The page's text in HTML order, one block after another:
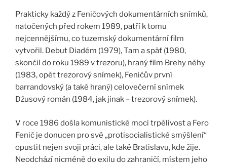
Prakticky každý z Feničových dokumentárních snímků,
natočených před rokem 1989, patří k tomu
nejcennějšímu, co tuzemský dokumentární film
vytvořil. Debut Diadém (1979), Tam a späť (1980,
skončil do roku 1989 v trezoru), hraný film Brehy něhy
(1983, opět trezorový snímek), Feničův první
barrandovský (a také hraný) celovečerní snímek
Džusový román (1984, jak jinak – trezorový snímek).
V roce 1986 došla komunistické moci trpělivost a Fero
Fenič je donucen pro své „protisocialistické smýšlení“
opustit nejen svoji práci, ale také Bratislavu, kde žije.
Neodchází nicméně do exilu do zahraničí, místem jeho